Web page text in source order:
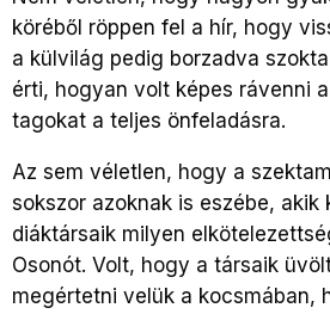
köréből röppen fel a hír, hogy
a külvilág pedig borzadva
érti, hogyan volt képes rávenni
tagokat a teljes önfeladásra.
Az sem véletlen, hogy a
sokszor azoknak is eszébe,
diáktársaik milyen
Osonót. Volt, hogy a társaik
megértetni velük a kocsmában,